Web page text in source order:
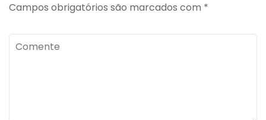
Campos obrigatórios são marcados com *
Comente